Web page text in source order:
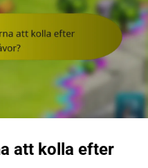
att kolla efter